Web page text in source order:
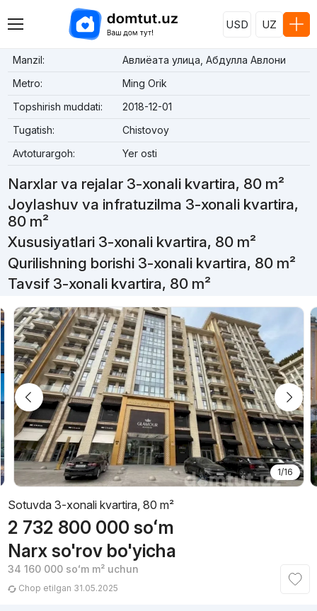
USD UZ
Manzil:
Авлиёата улица, Абдулла Авлони
Metro:
Ming Orik
Topshirish muddati:
2018-12-01
Tugatish:
Chistovoy
Avtoturargoh:
Yer osti
Narxlar va rejalar 3-xonali kvartira, 80 m²
Joylashuv va infratuzilma 3-xonali kvartira,
80 m²
Xususiyatlari 3-xonali kvartira, 80 m²
Qurilishning borishi 3-xonali kvartira, 80 m²
Tavsif 3-xonali kvartira, 80 m²
1/16
Sotuvda 3-xonali kvartira, 80 m²
2 732 800 000 soʻm
Narx so'rov bo'yicha
34 160 000 soʻmm² uchun
Chop etilgan 31.05.2025